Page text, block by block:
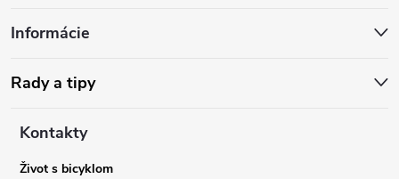
p
ä
Informácie
Rady a tipy
Kontakty
Život s bicyklom